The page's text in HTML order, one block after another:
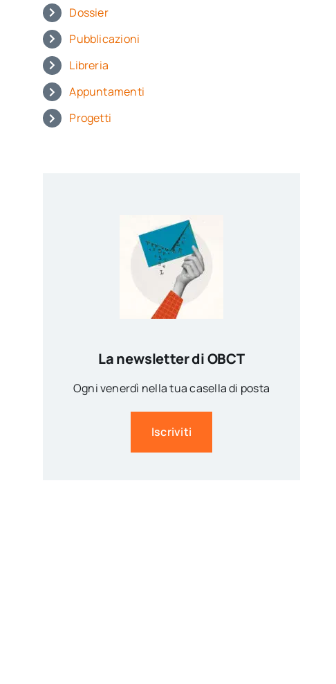
Dossier
Pubblicazioni
Libreria
Appuntamenti
Progetti
La newsletter di OBCT
Ogni venerdì nella tua casella di posta
Iscriviti